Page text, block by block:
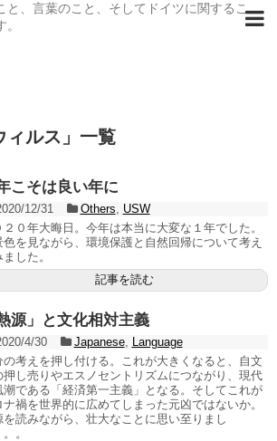
と、言葉のこと、そしてドイツに関するこ
ィルス 」 一覧
こそは良い年に
12/31 Others
USW
２０年大晦日。今年は本当に大変な１年でした。
色を見ながら、環境保護と自然回帰について考え
した。
記事を読む
熱源」と文化相対主義
4/30 Japanese,
Language
の考えを押し付ける。これが大きくなると、自文
押し売りやエスノセントリズムにつながり、現代
潮である「経済第一主義」となる。そしてこれが
ナ禍を世界的に広めてしまった元凶ではないか。
を読みながら、壮大なことに思い至りまし
。